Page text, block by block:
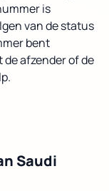
is
van de status
bent
afzender of de
Saudi